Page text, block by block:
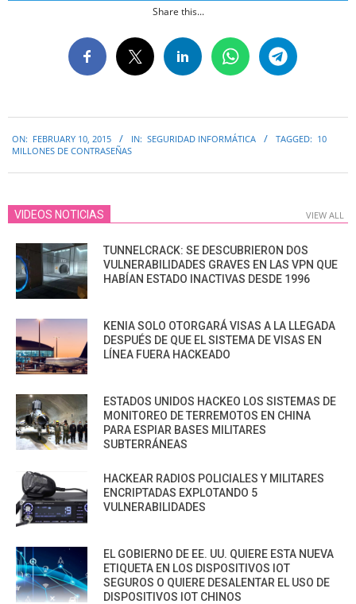
Share this...
02-
ON: FEBRUARY 10, 2015 IN: SEGURIDAD INFORMÁTICA TAGGED: 10
MILLONES DE CONTRASEÑAS
VIDEOS NOTICIAS VIEW ALL
TUNNELCRACK: SE DESCUBRIERON DOS
VULNERABILIDADES GRAVES EN LAS VPN QUE
HABÍAN ESTADO INACTIVAS DESDE 1996
KENIA SOLO OTORGARÁ VISAS A LA LLEGADA
DESPUÉS DE QUE EL SISTEMA DE VISAS EN
LÍNEA FUERA HACKEADO
ESTADOS UNIDOS HACKEO LOS SISTEMAS DE
MONITOREO DE TERREMOTOS EN CHINA
PARA ESPIAR BASES MILITARES
SUBTERRÁNEAS
HACKEAR RADIOS POLICIALES Y MILITARES
ENCRIPTADAS EXPLOTANDO 5
VULNERABILIDADES
EL GOBIERNO DE EE. UU. QUIERE ESTA NUEVA
ETIQUETA EN LOS DISPOSITIVOS IOT
SEGUROS O QUIERE DESALENTAR EL USO DE
DISPOSITIVOS IOT CHINOS